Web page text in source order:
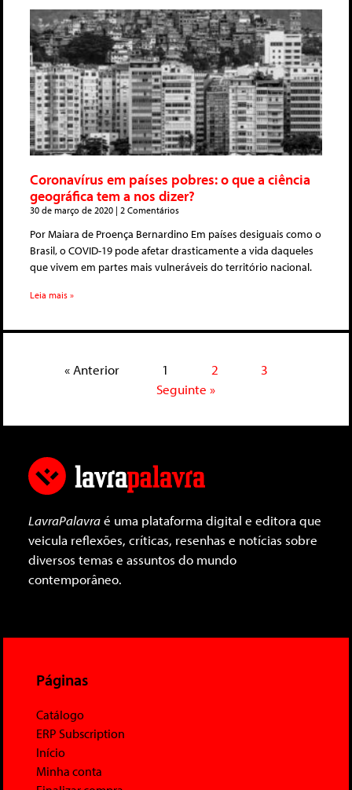
Coronavírus em países pobres: o que a ciência
geográfica tem a nos dizer?
30 de março de 2020 2 Comentários
Por Maiara de Proença Bernardino Em países desiguais como o
Brasil, o COVID-19 pode afetar drasticamente a vida daqueles
que vivem em partes mais vulneráveis do território nacional.
Leia mais »
« Anterior 1 2
3
Seguinte »
LavraPalavraé uma plataforma digital e editora que
veicula reflexões, críticas, resenhas e notícias sobre
diversos temas e assuntos do mundo
contemporâneo.
Páginas
Catálogo
ERP Subscription
Início
Minha conta